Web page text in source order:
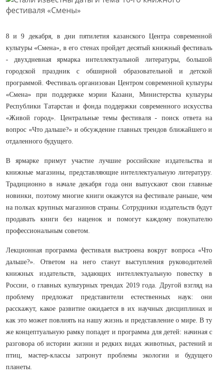
8 и 9 декабря, в дни пятилетия казанского Центра современной
культуры «Смена», в его стенах пройдет десятый книжный фестиваль
- двухдневная ярмарка интеллектуальной литературы, большой
городской праздник с обширной образовательной и детской
программой. Фестиваль организован Центром современной культуры
«Смена» при поддержке мэрии Казани, Министерства культуры
Республики Татарстан и фонда поддержки современного искусства
«Живой город». Центральные темы фестиваля - поиск ответа на
вопрос «Что дальше?» и обсуждение главных трендов ближайшего и
отдаленного будущего.
В ярмарке примут участие лучшие российские издательства и
книжные магазины, представляющие интеллектуальную литературу.
Традиционно в начале декабря года они выпускают свои главные
новинки, поэтому многие книги окажутся на фестивале раньше, чем
на полках крупных магазинов страны. Сотрудники издательств будут
продавать книги без наценок и помогут каждому покупателю
профессиональным советом.
Лекционная программа фестиваля выстроена вокруг вопроса «Что
дальше?». Ответом на него станут выступления руководителей
книжных издательств, задающих интеллектуальную повестку в
России, о главных культурных трендах 2019 года. Другой взгляд на
проблему предложат представители естественных наук: они
расскажут, какое развитие ожидается в их научных дисциплинах и
как это может повлиять на нашу жизнь и представление о мире. В ту
же концептуальную рамку попадет и программа для детей: начиная с
разговора об истории жизни и редких видах животных, растений и
птиц, мастер-классы затронут проблемы экологии и будущего
планеты.